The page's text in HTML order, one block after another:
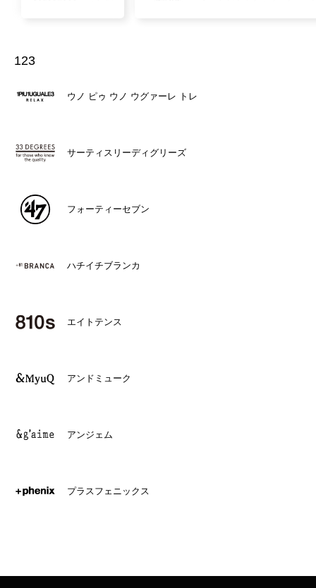
123
ウノ ピゥ ウノ ウグァーレ トレ
サーティスリーディグリーズ
フォーティーセブン
ハチイチブランカ
エイトテンス
アンドミューク
アンジェム
プラスフェニックス